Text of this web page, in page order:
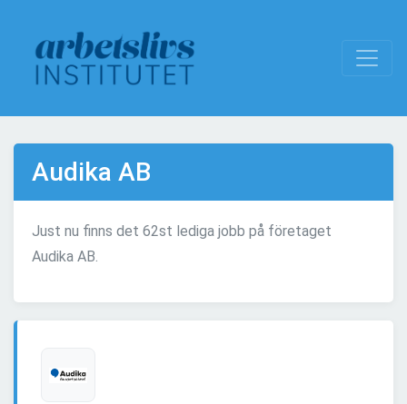
Audika AB
Just nu finns det 62st lediga jobb på företaget
Audika AB.